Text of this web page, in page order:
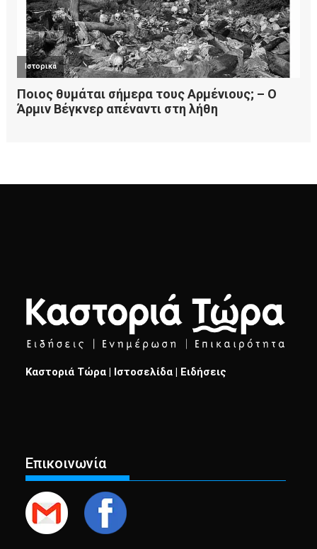
Καστοριά Τώρα | Ιστοσελίδα | Ειδήσεις
Επικοινωνία